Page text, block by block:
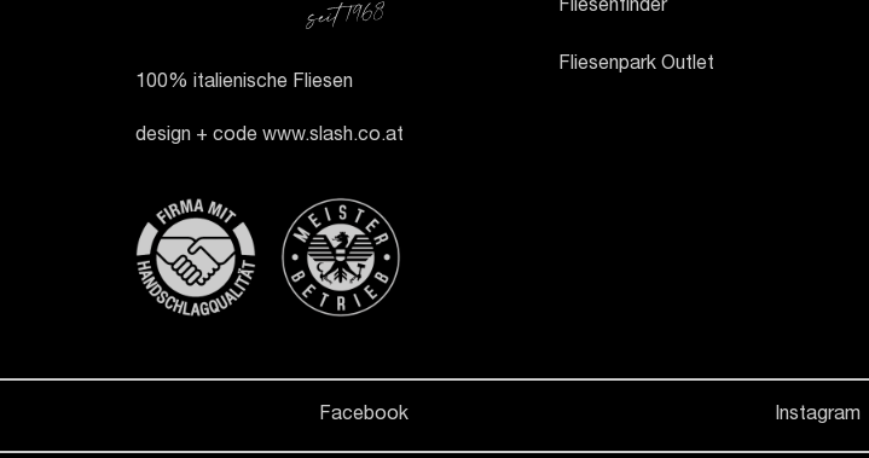
100% italienische Fliesen
design + code www.slash.co.at
Fliesenfinder
Fliesenpark Outlet
Facebook Instagram